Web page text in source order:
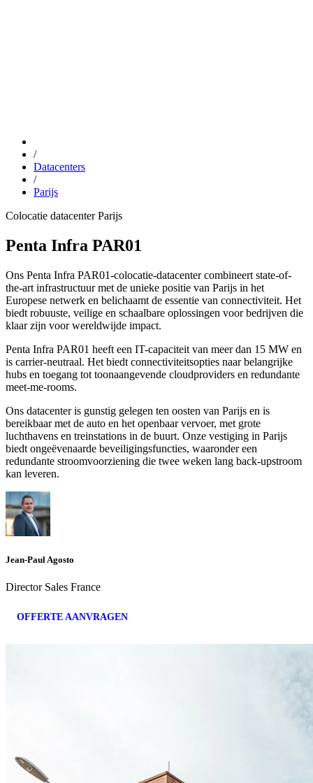
/
Datacenters
/
Parijs
Colocatie datacenter Parijs
Penta Infra PAR01
Ons Penta Infra PAR01-colocatie-datacenter combineert state-of-
the-art infrastructuur met de unieke positie van Parijs in het
Europese netwerk en belichaamt de essentie van connectiviteit. Het
biedt robuuste, veilige en schaalbare oplossingen voor bedrijven die
klaar zijn voor wereldwijde impact.
Penta Infra PAR01 heeft een IT-capaciteit van meer dan 15 MW en
is carrier-neutraal. Het biedt connectiviteitsopties naar belangrijke
hubs en toegang tot toonaangevende cloudproviders en redundante
meet-me-rooms.
Ons datacenter is gunstig gelegen ten oosten van Parijs en is
bereikbaar met de auto en het openbaar vervoer, met grote
luchthavens en treinstations in de buurt. Onze vestiging in Parijs
biedt ongeëvenaarde beveiligingsfuncties, waaronder een
redundante stroomvoorziening die twee weken lang back-upstroom
kan leveren.
Jean-Paul Agosto
Director Sales France
OFFERTE AANVRAGEN